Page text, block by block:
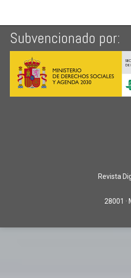
Subvencionado por:
Revista
28001 ·